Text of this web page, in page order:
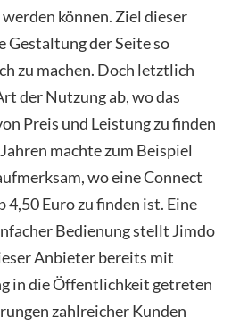
können. Ziel dieser
Gestaltung der Seite so
zu machen. Doch letztlich
der Nutzung ab, wo das
Preis und Leistung zu finden
machte zum Beispiel
wo eine Connect
4,50 Euro zu finden ist. Eine
Bedienung stellt Jimdo
Anbieter bereits mit
in die Öffentlichkeit getreten
zahlreicher Kunden